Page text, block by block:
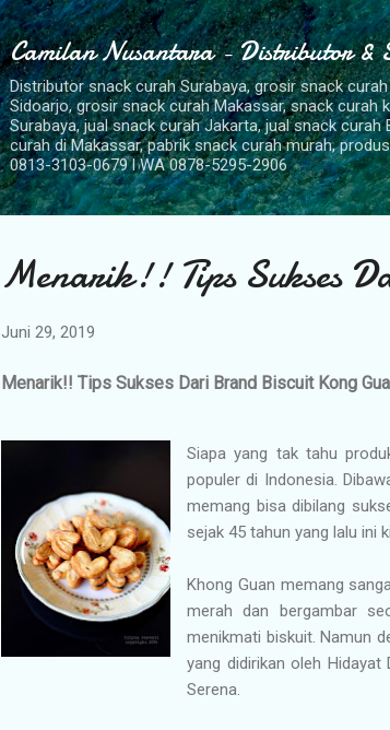
Camilan Nusantara - Distributor &
Distributor snack curah Surabaya, grosir snack
Sidoarjo, grosir snack curah Makassar, snack curah
Surabaya, jual snack curah Jakarta, jual snack
curah di Makassar, pabrik snack curah murah,
0813-3103-0679 l WA 0878-5295-2906
Menarik!! Tips Sukses
Juni 29, 2019
Menarik!! Tips Sukses Dari Brand Biscuit Kong
Siapa yang tak tahu
populer di Indonesia.
memang bisa dibilang
sejak 45 tahun yang lalu ini
Khong Guan memang
merah dan bergambar
menikmati biskuit. Namun
yang didirikan oleh
Serena.